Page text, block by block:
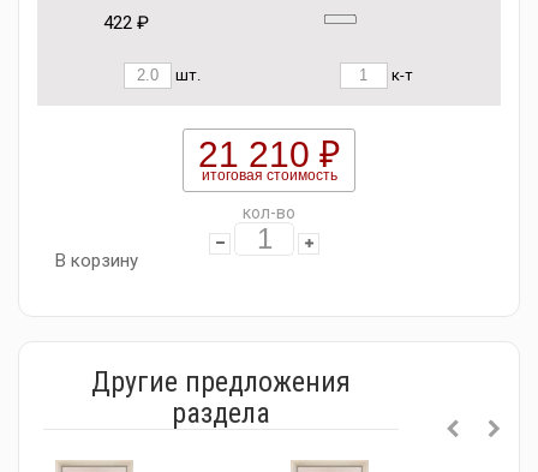
422 ₽
шт. к-т
21 210 ₽
итоговая стоимость
кол-во
В корзину
Другие предложения
раздела